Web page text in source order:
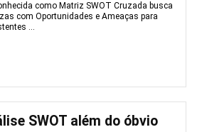
como Matriz SWOT Cruzada busca
com Oportunidades e Ameaças para
...
SWOT além do óbvio